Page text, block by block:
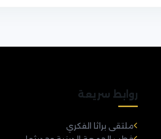
روابط سريعة
ملتقى براثا الفكري